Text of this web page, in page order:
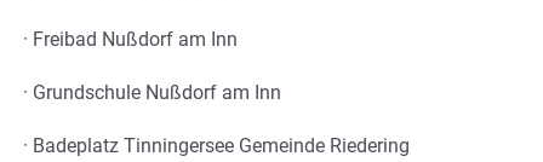
· Freibad Nußdorf am Inn
· Grundschule Nußdorf am Inn
· Badeplatz Tinningersee Gemeinde Riedering